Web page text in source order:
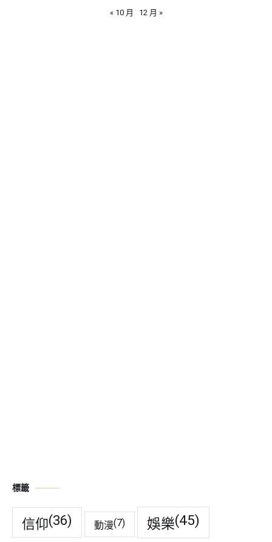
« 10 月 12 月 »
標籤
信仰(36) 動漫(7) 娛樂(45)